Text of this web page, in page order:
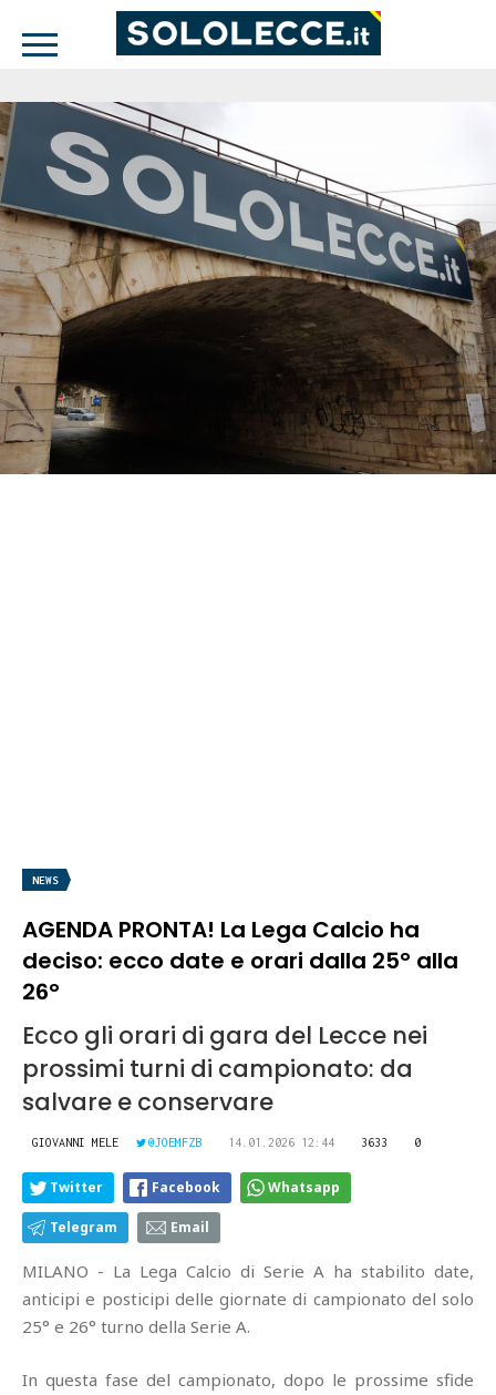
NEWS
AGENDA PRONTA! La Lega Calcio ha
deciso: ecco date e orari dalla 25° alla
26°
Ecco gli orari di gara del Lecce nei
prossimi turni di campionato: da
salvare e conservare
GIOVANNI MELE @JOEMFZB 14.01.2026 12:44 3633 0
Twitter Facebook Whatsapp
Telegram Email
MILANO - La Lega Calcio di Serie A ha stabilito date,
anticipi e posticipi delle giornate di campionato del solo
25° e 26° turno della Serie A.
In questa fase del campionato, dopo le prossime sfide